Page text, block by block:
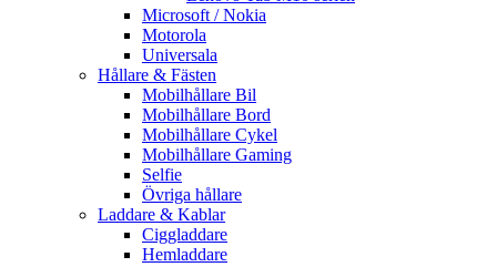
Microsoft / Nokia
Motorola
Universala
Hållare & Fästen
Mobilhållare Bil
Mobilhållare Bord
Mobilhållare Cykel
Mobilhållare Gaming
Selfie
Övriga hållare
Laddare & Kablar
Ciggladdare
Hemladdare